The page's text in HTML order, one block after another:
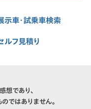
示車・試乗車検索
ルフ見積り
想であり、
ではありません。